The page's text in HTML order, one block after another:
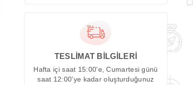
TESLİMAT BİLGİLERİ
Hafta içi saat 15:00'e, Cumartesi günü
saat 12:00'ye kadar oluşturduğunuz